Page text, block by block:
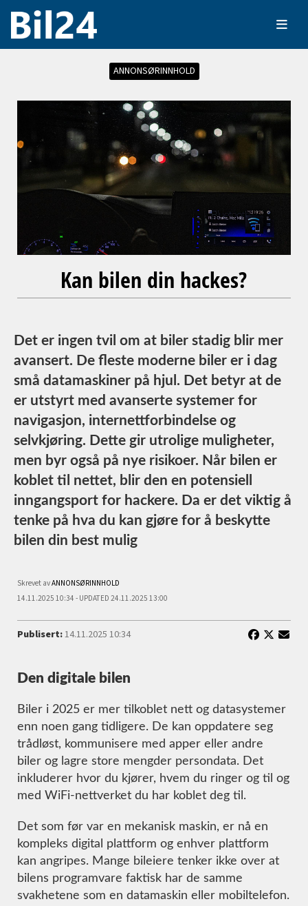
ANNONSØRINNHOLD
Kan bilen din hackes?
Det er ingen tvil om at biler stadig blir mer
avansert. De fleste moderne biler er i dag
små datamaskiner på hjul. Det betyr at de
er utstyrt med avanserte systemer for
navigasjon, internettforbindelse og
selvkjøring. Dette gir utrolige muligheter,
men byr også på nye risikoer. Når bilen er
koblet til nettet, blir den en potensiell
inngangsport for hackere. Da er det viktig å
tenke på hva du kan gjøre for å beskytte
bilen din best mulig
Skrevet avANNONSØRINNHOLD
14.11.2025 10:34 - UPDATED 24.11.2025 13:00
Publisert:14.11.2025 10:34
Den digitale bilen
Biler i 2025 er mer tilkoblet nett og datasystemer
enn noen gang tidligere. De kan oppdatere seg
trådløst, kommunisere med apper eller andre
biler og lagre store mengder persondata. Det
inkluderer hvor du kjører, hvem du ringer og til og
med WiFi-nettverket du har koblet deg til.
Det som før var en mekanisk maskin, er nå en
kompleks digital plattform og enhver plattform
kan angripes. Mange bileiere tenker ikke over at
bilens programvare faktisk har de samme
svakhetene som en datamaskin eller mobiltelefon.